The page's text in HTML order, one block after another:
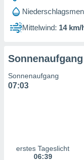
der
von
von
Mittelwind: 14 km/
Sonnenaufgang
07:03
erstes Tageslicht
06:39